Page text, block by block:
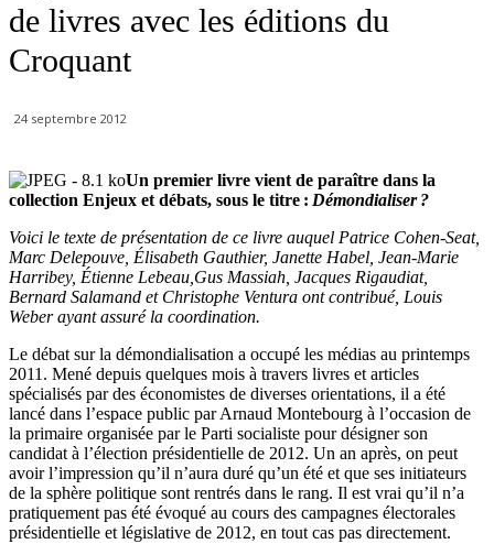
de livres avec les éditions du
Croquant
24 septembre 2012
Un premier livre vient de paraître dans la
collection Enjeux et débats, sous le titre : Démondialiser ?
Voici le texte de présentation de ce livre auquel Patrice Cohen-Seat,
Marc Delepouve, Élisabeth Gauthier, Janette Habel, Jean-Marie
Harribey, Étienne Lebeau,Gus Massiah, Jacques Rigaudiat,
Bernard Salamand et Christophe Ventura ont contribué, Louis
Weber ayant assuré la coordination.
Le débat sur la démondialisation a occupé les médias au printemps
2011. Mené depuis quelques mois à travers livres et articles
spécialisés par des économistes de diverses orientations, il a été
lancé dans l’espace public par Arnaud Montebourg à l’occasion de
la primaire organisée par le Parti socialiste pour désigner son
candidat à l’élection présidentielle de 2012. Un an après, on peut
avoir l’impression qu’il n’aura duré qu’un été et que ses initiateurs
de la sphère politique sont rentrés dans le rang. Il est vrai qu’il n’a
pratiquement pas été évoqué au cours des campagnes électorales
présidentielle et législative de 2012, en tout cas pas directement.